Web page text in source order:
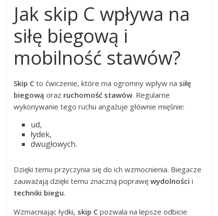
Jak skip C wpływa na
siłę biegową i
mobilność stawów?
Skip C to ćwiczenie, które ma ogromny wpływ na siłę
biegową oraz ruchomość stawów. Regularne
wykonywanie tego ruchu angażuje głównie mięśnie:
ud,
łydek,
dwugłowych.
Dzięki temu przyczynia się do ich wzmocnienia. Biegacze
zauważają dzięki temu znaczną poprawęwydolności i
techniki biegu.
Wzmacniając łydki, skip C pozwala na lepsze odbicie